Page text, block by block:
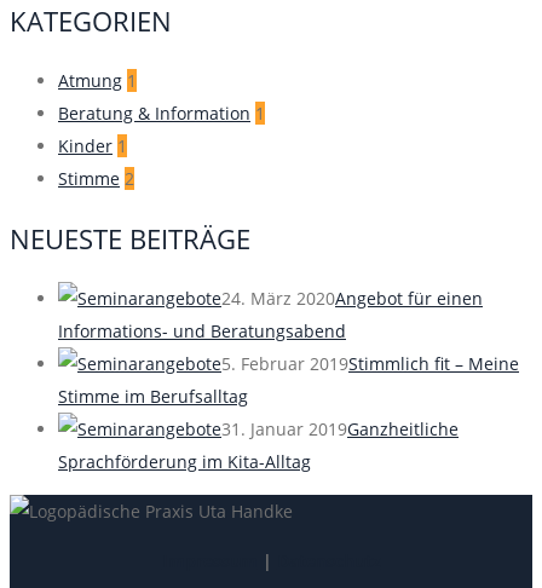
KATEGORIEN
Atmung 1
Beratung & Information 1
Kinder 1
Stimme 2
NEUESTE BEITRÄGE
24. März 2020Angebot für einen
Informations- und Beratungsabend
5. Februar 2019Stimmlich fit – Meine
Stimme im Berufsalltag
31. Januar 2019Ganzheitliche
Sprachförderung im Kita-Alltag
|